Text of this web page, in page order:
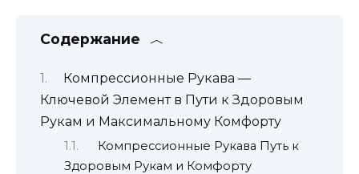
Содержание
Компрессионные Рукава —
Ключевой Элемент в Пути к Здоровым
Рукам и Максимальному Комфорту
Компрессионные Рукава Путь к
Здоровым Рукам и Комфорту